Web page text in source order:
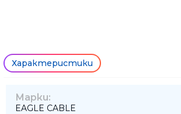
Характеристики
Марки:
EAGLE CABLE